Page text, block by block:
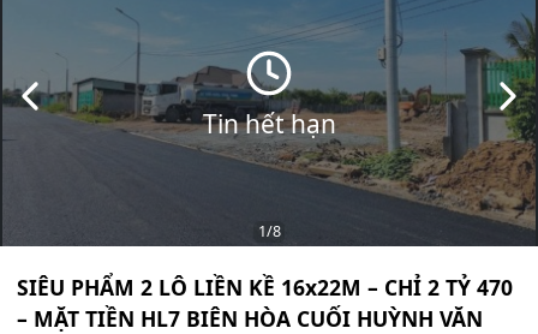
CUỐI HUỲNH
VĂN NGHỆ
NỐI DÀI
Tin hết hạn
Slide trước
1/8
SIÊU PHẨM 2 LÔ LIỀN KỀ 16x22M – CHỈ 2 TỶ 470
– MẶT TIỀN HL7 BIÊN HÒA CUỐI HUỲNH VĂN